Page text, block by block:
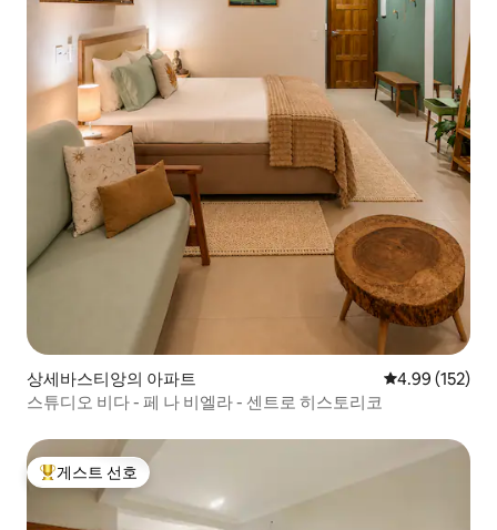
상세바스티앙의 아파트 평점 4.99점(5
4.99 (152)
스튜디오 비다 - 페 나 비엘라 - 센트로 히스토리코
상위 게스트 선호
게스트 선호